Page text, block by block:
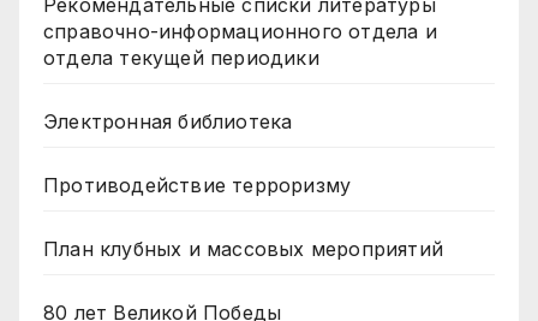
Рекомендательные списки литературы
справочно-информационного отдела и
отдела текущей периодики
Электронная библиотека
Противодействие терроризму
План клубных и массовых мероприятий
80 лет Великой Победы